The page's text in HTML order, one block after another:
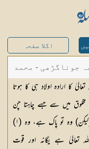
اگلا صفحہ
جوناگڑھی - محمد
گڑھی
تعالیٰ کا ارادہ اولاد ہی کا ہوتا
مخلوق میں سے جسے چاہتا چن
وہ تو پاک ہے، وہ (١)
تعالیٰ ہے یگانہ اور قوت